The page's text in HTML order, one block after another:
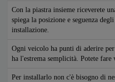
Con la piastra insieme riceverete
spiega la posizione e seguenza
installazione.
Ogni veicolo ha punti di aderire
ha l'estrema semplicità. Potete fare
Per installarlo non c'è bisogno di